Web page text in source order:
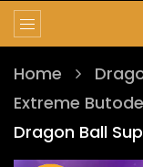
Home
Extreme
Dragon Ball